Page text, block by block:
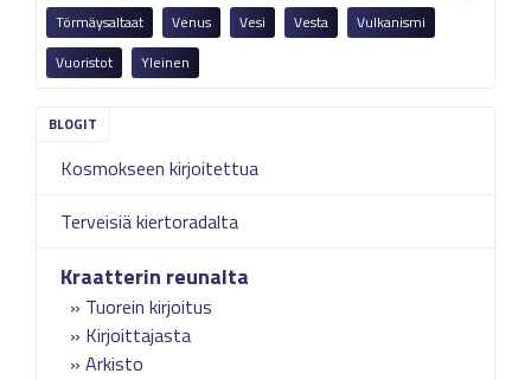
Törmäysaltaat
Venus Vesi Vesta
Vulkanismi
Vuoristot
Yleinen
Kosmokseen kirjoitettua
Terveisiä kiertoradalta
Kraatterin reunalta
Tuorein kirjoitus
Kirjoittajasta
Arkisto